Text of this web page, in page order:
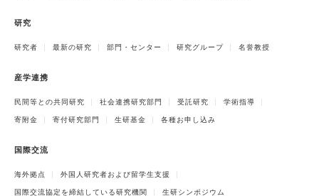
研究
研究者 最新の研究 部門・センター 研究グループ 名誉教授
産学連携
民間等との共同研究 社会連携研究部門 受託研究 学術指導
寄附金 寄付研究部門 生研基金 各種お申し込み
国際交流
海外拠点 外国人研究者および留学生支援
国際交流協定を締結している研究機関 生研シンポジウム